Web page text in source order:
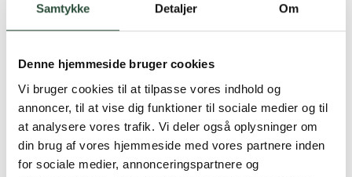
Samtykke Detaljer Om
Denne hjemmeside bruger cookies
Vi bruger cookies til at tilpasse vores indhold og
annoncer, til at vise dig funktioner til sociale medier og til
at analysere vores trafik. Vi deler også oplysninger om
din brug af vores hjemmeside med vores partnere inden
for sociale medier, annonceringspartnere og
Kvalme
Luft i maven
Hovedpine
Svimmelhed